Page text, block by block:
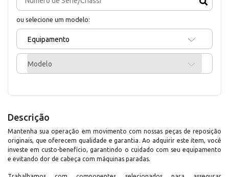
ou selecione um modelo:
Equipamento
Modelo
Descrição
Mantenha sua operação em movimento com nossas peças de reposição
originais, que oferecem qualidade e garantia. Ao adquirir este item, você
investe em custo-benefício, garantindo o cuidado com seu equipamento
e evitando dor de cabeça com máquinas paradas.